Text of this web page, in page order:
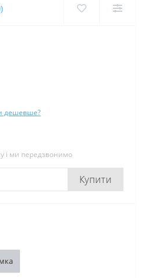
дешевше?
і ми передзвонимо
Купити